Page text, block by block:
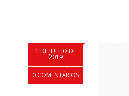
1 DE JULHO DE
2019
0 COMENTÁRIOS